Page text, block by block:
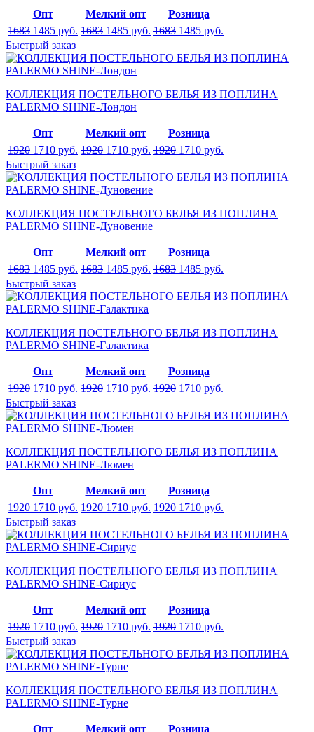
Опт Мелкий опт
Розница
1683 1485 руб. 1683 1485 руб. 1683 1485 руб.
Быстрый заказ
КОЛЛЕКЦИЯ ПОСТЕЛЬНОГО БЕЛЬЯ ИЗ ПОПЛИНА
PALERMO SHINE-Лондон
Опт Мелкий опт
Розница
1920 1710 руб. 1920 1710 руб. 1920 1710 руб.
Быстрый заказ
КОЛЛЕКЦИЯ ПОСТЕЛЬНОГО БЕЛЬЯ ИЗ ПОПЛИНА
PALERMO SHINE-Дуновение
Опт Мелкий опт
Розница
1683 1485 руб. 1683 1485 руб. 1683 1485 руб.
Быстрый заказ
КОЛЛЕКЦИЯ ПОСТЕЛЬНОГО БЕЛЬЯ ИЗ ПОПЛИНА
PALERMO SHINE-Галактика
Опт Мелкий опт
Розница
1920 1710 руб. 1920 1710 руб. 1920 1710 руб.
Быстрый заказ
КОЛЛЕКЦИЯ ПОСТЕЛЬНОГО БЕЛЬЯ ИЗ ПОПЛИНА
PALERMO SHINE-Люмен
Опт Мелкий опт
Розница
1920 1710 руб. 1920 1710 руб. 1920 1710 руб.
Быстрый заказ
КОЛЛЕКЦИЯ ПОСТЕЛЬНОГО БЕЛЬЯ ИЗ ПОПЛИНА
PALERMO SHINE-Сириус
Опт Мелкий опт
Розница
1920 1710 руб. 1920 1710 руб. 1920 1710 руб.
Быстрый заказ
КОЛЛЕКЦИЯ ПОСТЕЛЬНОГО БЕЛЬЯ ИЗ ПОПЛИНА
PALERMO SHINE-Турне
Опт Мелкий опт
Розница